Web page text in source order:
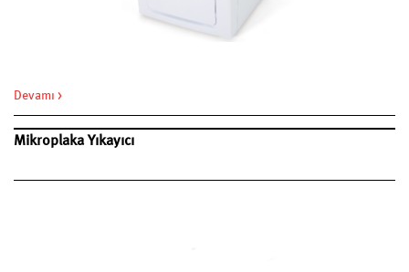
Devamı >
Mikroplaka Yıkayıcı